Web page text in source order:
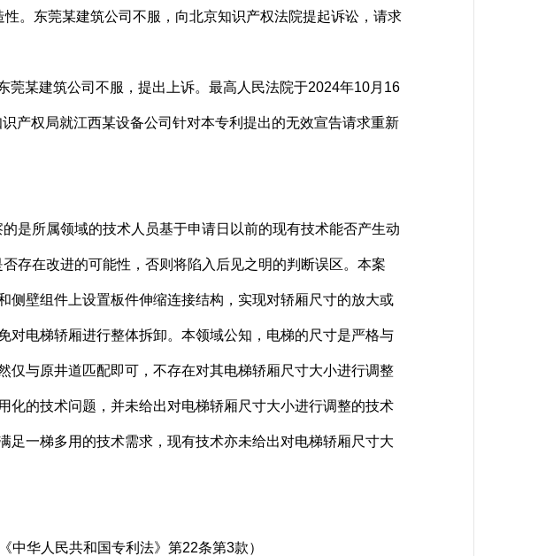
。东莞某建筑公司不服，向北京知识产权法院提起诉讼，请求
某建筑公司不服，提出上诉。最高人民法院于2024年10月16
产权局就江西某设备公司针对本专利提出的无效宣告请求重新
所属领域的技术人员基于申请日以前的现有技术能否产生动
存在改进的可能性，否则将陷入后见之明的判断误区。本案
壁组件上设置板件伸缩连接结构，实现对轿厢尺寸的放大或
电梯轿厢进行整体拆卸。本领域公知，电梯的尺寸是严格与
与原井道匹配即可，不存在对其电梯轿厢尺寸大小进行调整
化的技术问题，并未给出对电梯轿厢尺寸大小进行调整的技术
一梯多用的技术需求，现有技术亦未给出对电梯轿厢尺寸大
华人民共和国专利法》第22条第3款）